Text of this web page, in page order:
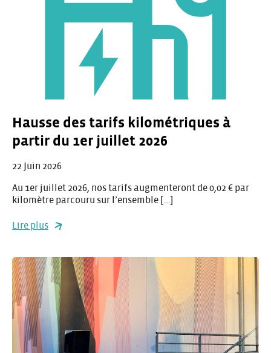
Hausse des tarifs kilométriques à
partir du 1er juillet 2026
22 Juin 2026
Au 1er juillet 2026, nos tarifs augmenteront de 0,02 € par
kilomètre parcouru sur l’ensemble […]
Lire plus